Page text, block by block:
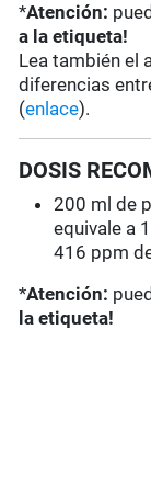
*Atención:
a la etiqueta!
Lea también el
diferencias
(enlace).
DOSIS
200 ml de
equivale a
416 ppm
*Atención:
la etiqueta!